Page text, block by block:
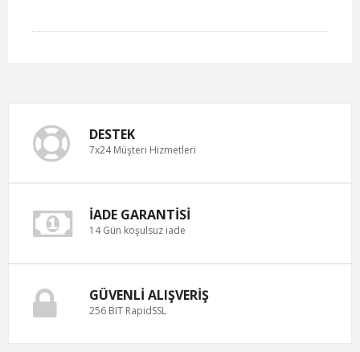
DESTEK
7x24 Müşteri Hizmetleri
İADE GARANTISI
14 Gün koşulsuz iade
GÜVENLI ALIŞVERIŞ
256 BIT RapidSSL